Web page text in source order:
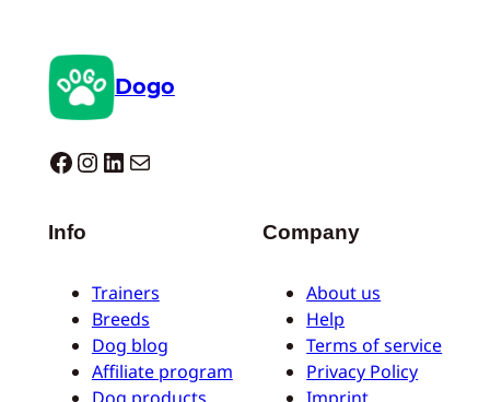
Dogo
Dogo facebook InstagramLinkedIn E-mail
Info
Trainers
Breeds
Dog blog
Affiliate program
Company
About us
Help
Terms of service
Privacy Policy